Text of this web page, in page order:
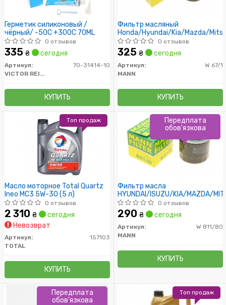
Герметик силиконовый /
чёрный/ -50C +300C 70ML
0 отзывов
335 ₴ сегодня
Артикул:
70-31414-10
VICTOR REINZ
КУПИТЬ
Фильтр масляный
Honda/Hyundai/Kia/Mazda/
0 отзывов
325 ₴ сегодня
Артикул:
W 67/1
MANN
КУПИТЬ
Масло моторное Total Quartz
Ineo MC3 5W-30 (5 л)
0 отзывов
2 310 ₴
сегодня
Невозврат
Артикул:
157103
TOTAL
КУПИТЬ
Топ продаж
Фильтр масла
HYUNDAI/ISUZU/KIA/MAZDA/
0 отзывов
290 ₴ сегодня
Артикул:
W 811/80
MANN
КУПИТЬ
Передплата
обов'язкова
Передплата
обов'язкова
Топ продаж